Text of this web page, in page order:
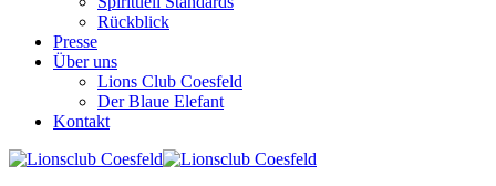
Rückblick
Presse
Über uns
Lions Club Coesfeld
Der Blaue Elefant
Kontakt